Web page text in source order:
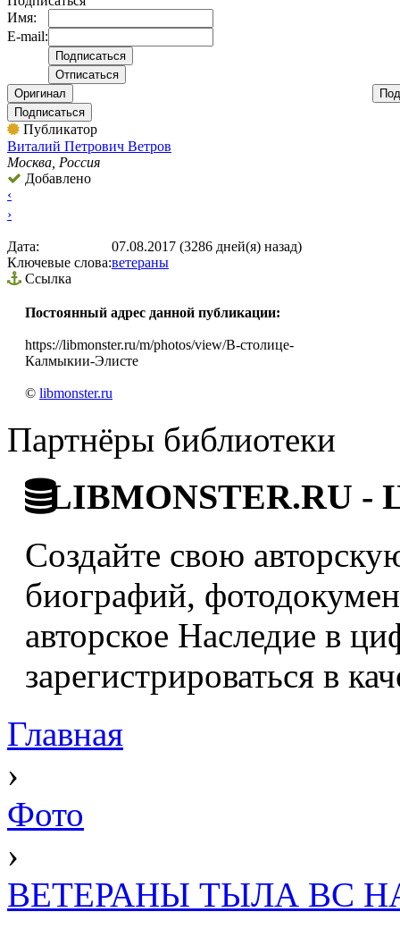
Имя:
E-mail:
Оригинал
Подписаться
Публикатор
Виталий Петрович Ветров
Москва, Россия
Добавлено
‹
›
Дата:
07.08.2017 (3286 дней(я) назад)
Ключевые слова:ветераны
Ссылка
Постоянный адрес данной публикации:
https://libmonster.ru/m/photos/view/В-столице-
Калмыкии-Элисте
© libmonster.ru
Партнёры библиотеки
LIBMONSTER.RU -
Создайте свою
биографий,
авторское Наследие в
зарегистрироваться в
Главная
›
Фото
›
ВЕТЕРАНЫ ТЫЛА ВС